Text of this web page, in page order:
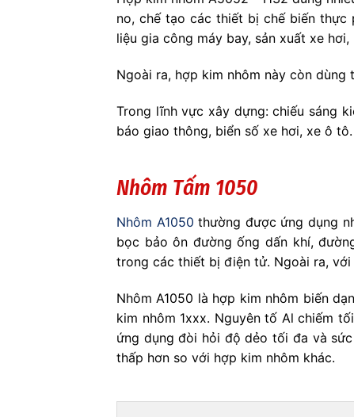
no, chế tạo các thiết bị chế biến thực
liệu gia công máy bay, sản xuất xe
Ngoài ra, hợp kim nhôm này còn
Trong lĩnh vực xây dựng: chiếu sáng
báo giao thông, biển số xe hơi, xe ô tô.
Nhôm Tấm 1050
Nhôm A1050 thường được ứng dụng
bọc bảo ôn đường ống dấn khí,
trong các thiết bị điện tử. Ngoài ra,
Nhôm A1050 là hợp kim nhôm biến
kim nhôm 1xxx. Nguyên tố Al chiếm
ứng dụng đòi hỏi độ dẻo tối đa và
thấp hơn so với hợp kim nhôm khác.